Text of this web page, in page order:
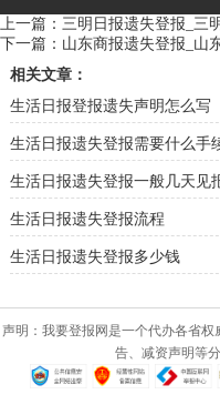
上一篇： 三明日报遗失登报_三
下一篇： 山东商报遗失登报_山
相关文章：
生活日报登报遗失声明怎么写
生活日报遗失登报需要什么手
生活日报遗失登报一般几天见
生活日报遗失登报流程
生活日报遗失登报多少钱
声明：我要登报网是一个代办各省
告、减资声明等